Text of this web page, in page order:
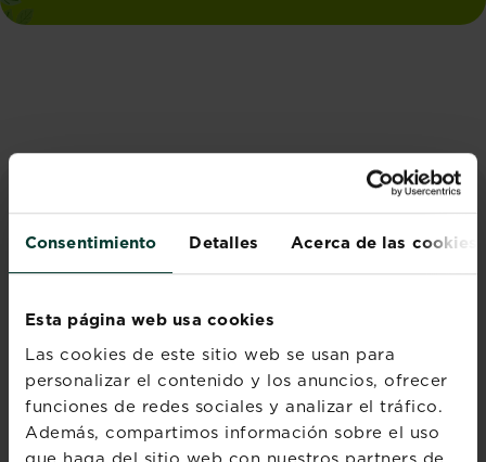
Consentimiento Detalles Acerca de las cookies
Esta página web usa cookies
Las cookies de este sitio web se usan para
personalizar el contenido y los anuncios, ofrecer
funciones de redes sociales y analizar el tráfico.
Además, compartimos información sobre el uso
ARTÍCULOS DESTACADOS
Cítricos y plantas